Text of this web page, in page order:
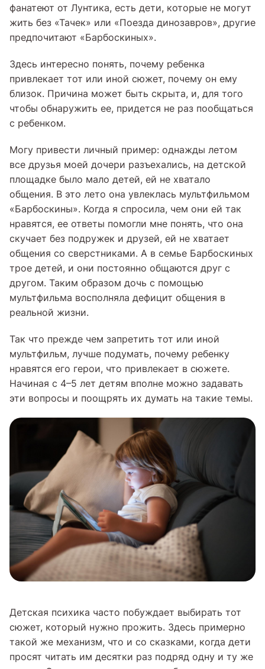
фанатеют от Лунтика, есть дети, которые не могут
жить без «Тачек» или «Поезда динозавров», другие
предпочитают «Барбоскиных».
Здесь интересно понять, почему ребенка
привлекает тот или иной сюжет, почему он ему
близок. Причина может быть скрыта, и, для того
чтобы обнаружить ее, придется не раз пообщаться
с ребенком.
Могу привести личный пример: однажды летом
все друзья моей дочери разъехались, на детской
площадке было мало детей, ей не хватало
общения. В это лето она увлеклась мультфильмом
«Барбоскины». Когда я спросила, чем они ей так
нравятся, ее ответы помогли мне понять, что она
скучает без подружек и друзей, ей не хватает
общения со сверстниками. А в семье Барбоскиных
трое детей, и они постоянно общаются друг с
другом. Таким образом дочь с помощью
мультфильма восполняла дефицит общения в
реальной жизни.
Так что прежде чем запретить тот или иной
мультфильм, лучше подумать, почему ребенку
нравятся его герои, что привлекает в сюжете.
Начиная с 4–5 лет детям вполне можно задавать
эти вопросы и поощрять их думать на такие темы.
Детская психика часто побуждает выбирать тот
сюжет, который нужно прожить. Здесь примерно
такой же механизм, что и со сказками, когда дети
просят читать им десятки раз подряд одну и ту же